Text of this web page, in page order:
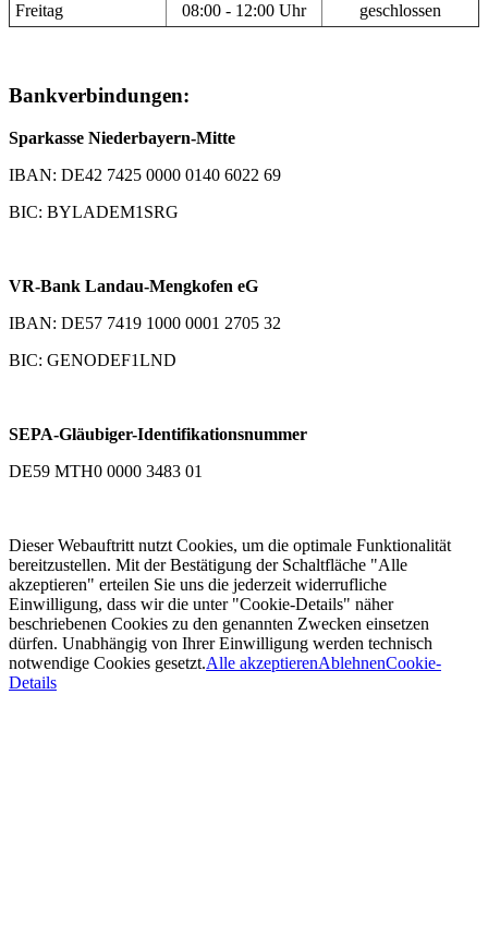
Freitag
08:00 - 12:00 Uhr geschlossen
Bankverbindungen:
Sparkasse Niederbayern-Mitte
IBAN: DE42 7425 0000 0140 6022 69
BIC: BYLADEM1SRG
VR-Bank Landau-Mengkofen eG
IBAN: DE57 7419 1000 0001 2705 32
BIC: GENODEF1LND
SEPA-Gläubiger-Identifikationsnummer
DE59 MTH0 0000 3483 01
Dieser Webauftritt nutzt Cookies, um die optimale Funktionalität
bereitzustellen. Mit der Bestätigung der Schaltfläche "Alle
akzeptieren" erteilen Sie uns die jederzeit widerrufliche
Einwilligung, dass wir die unter "Cookie-Details" näher
beschriebenen Cookies zu den genannten Zwecken einsetzen
dürfen. Unabhängig von Ihrer Einwilligung werden technisch
notwendige Cookies gesetzt.Alle akzeptierenAblehnenCookie-
Details